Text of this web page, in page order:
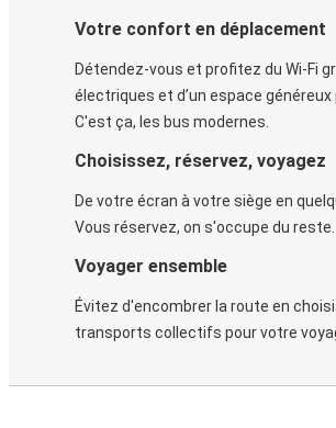
Votre confort en déplacement
Détendez-vous et profitez du Wi-Fi
électriques et d’un espace généreux
C'est ça, les bus modernes.
Choisissez, réservez, voyagez
De votre écran à votre siège en
Vous réservez, on s'occupe du reste.
Voyager ensemble
Évitez d'encombrer la route en
transports collectifs pour votre